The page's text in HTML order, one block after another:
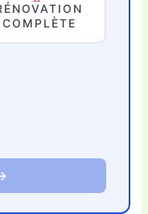
COMPLÈTE